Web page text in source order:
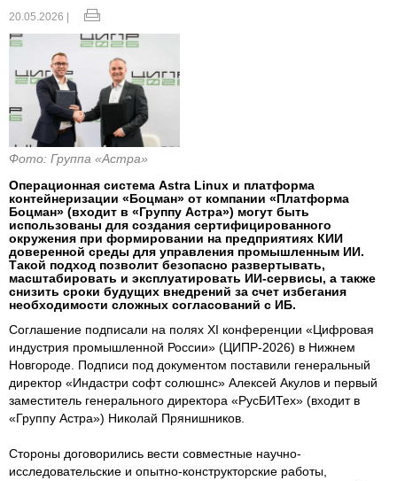
20.05.2026 |
Фото: Группа «Астра»
Операционная система Astra Linux и платформа
контейнеризации «Боцман» от компании «Платформа
Боцман» (входит в «Группу Астра») могут быть
использованы для создания сертифицированного
окружения при формировании на предприятиях КИИ
доверенной среды для управления промышленным ИИ.
Такой подход позволит безопасно развертывать,
масштабировать и эксплуатировать ИИ-сервисы, а также
снизить сроки будущих внедрений за счет избегания
необходимости сложных согласований с ИБ.
Соглашение подписали на полях XI конференции «Цифровая
индустрия промышленной России» (ЦИПР-2026) в Нижнем
Новгороде. Подписи под документом поставили генеральный
директор «Индастри софт солюшнс» Алексей Акулов и первый
заместитель генерального директора «РусБИТех» (входит в
«Группу Астра») Николай Прянишников.
Стороны договорились вести совместные научно-
исследовательские и опытно-конструкторские работы,